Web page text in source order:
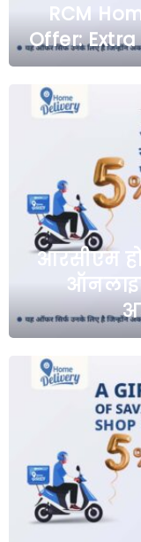
RCM
Offer:
आरसीएम